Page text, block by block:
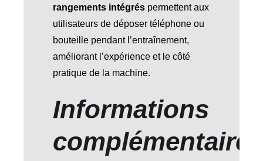
rangements intégréspermettent aux
utilisateurs de déposer téléphone ou
bouteille pendant l’entraînement,
améliorant l’expérience et le côté
pratique de la machine.
Informations
complémentaires